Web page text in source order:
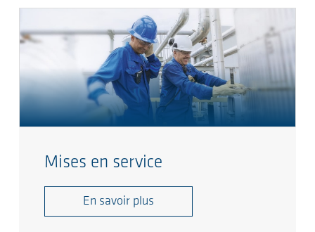
Mises en service
En savoir plus